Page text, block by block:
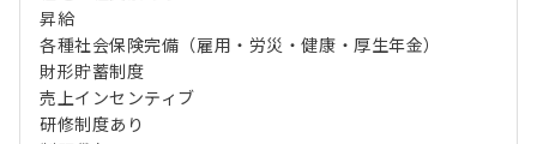
昇給
各種社会保険完備（雇用・労災・健康・厚生年金）
財形貯蓄制度
売上インセンティブ
研修制度あり